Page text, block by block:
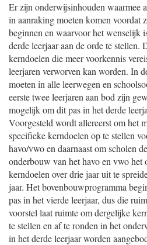
Er zijn onderwijsinhouden waarmee
in aanraking moeten komen voordat
beginnen en waarvoor het wenselijk
derde leerjaar aan de orde te stellen.
kerndoelen die meer voorkennis
leerjaren verworven kan worden. In
moeten in alle leerwegen en
eerste twee leerjaren aan bod zijn
mogelijk om dit pas in het derde
Voorgesteld wordt allereerst om het
specifieke kerndoelen op te stellen
havo/vwo en daarnaast om scholen
onderbouw van het havo en vwo het
kerndoelen over drie jaar uit te
jaar. Het bovenbouwprogramma
pas in het vierde leerjaar, dus die
voorstel laat ruimte om dergelijke
te stellen en af te ronden in het
in het derde leerjaar worden